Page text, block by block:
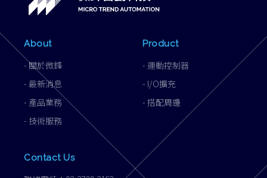
About
-關於微鋒
- 最新消息
- 產品業務
- 技術服務
Product
- 運動控制器
- I/O擴充
- 搭配周邊
Contact Us